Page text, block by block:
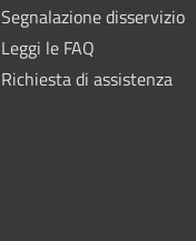
Segnalazione disservizio
Leggi le FAQ
Richiesta di assistenza